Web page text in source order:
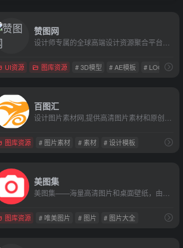
赞图网
UI资源 图库资源 # 3D模型 # AE模板 # LOGO模板
百图汇
图库资源 # 图片素材 # 素材 # 设计模板
美图集
图库资源 # 唯美图片 # 图片 # 图片大全